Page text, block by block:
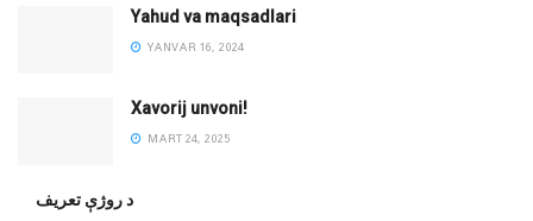
Yahud va maqsadlari
YANVAR 16, 2024
Xavorij unvoni!
MART 24, 2025
‌د روژې تعریف